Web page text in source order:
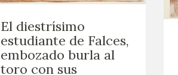
El diestrísimo
estudiante de Falces,
embozado burla al
toro con sus